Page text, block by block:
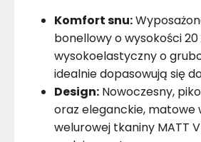
Komfort snu:
bonellowy o wysokości
wysokoelastyczny o
idealnie dopasowują się
Design: Nowoczesny,
oraz eleganckie, matowe
welurowej tkaniny MATT